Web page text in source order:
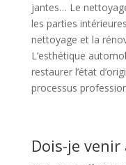
jantes… Le
les parties
nettoyage et la
L’esthétique
restaurer l’état
processus
Dois-je